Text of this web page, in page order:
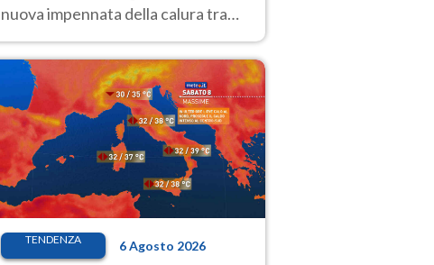
nuova impennata della calura tra
anche al Nord.
TENDENZA 6 Agosto 2026